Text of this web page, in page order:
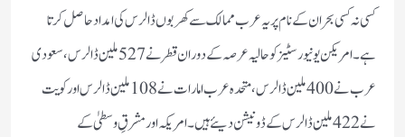
کسی نہ کسی بحران کے نام پر یہ عرب ممالک سے کھربوں ڈالرس کی امداد حاصل کرتا
ہے۔ امریکن یونیورسٹیز کو حالیہ عرصہ کے دوران قطر نے 527ملین ڈالرس، سعودی
عرب نے 400ملین ڈالرس، متحدہ عرب امارات نے 108ملین ڈالرس اور کویت
نے 422ملین ڈالرس کے ڈونیشن دیئے ہیں۔ امریکہ او رمشرقِ وسطیٰ کے